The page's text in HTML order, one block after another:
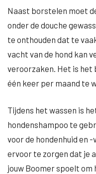
Naast borstelen moet
onder de douche
te onthouden dat te
vacht van de hond kan
veroorzaken. Het is het
één keer per maand te
Tijdens het wassen is
hondenshampoo te
voor de hondenhuid en
ervoor te zorgen dat je
jouw Boomer spoelt